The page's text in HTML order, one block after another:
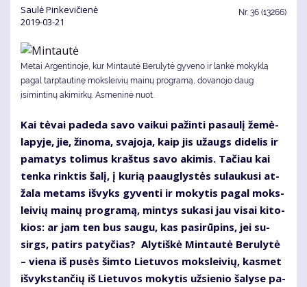
Saulė Pinkevičienė
2019-03-21
Nr. 36 (13266)
Metai Argentinoje, kur Mintautė Berulytė gyveno ir lankė mokyklą
pagal tarptautinę moksleivių mainų programą, dovanojo daug
įsimintinų akimirkų. Asmeninė nuot.
Kai tė­vai pa­de­da sa­vo vai­kui pa­žin­ti pa­sau­lį že­mė­
la­py­je, jie, ži­no­ma, sva­jo­ja, kaip jis už­augs di­de­lis ir
pa­ma­tys to­li­mus kraš­tus sa­vo aki­mis. Ta­čiau kai
ten­ka rink­tis ša­lį, į ku­rią pa­aug­lys­tės su­lau­ku­si at­
ža­la me­tams iš­vyks gy­ven­ti ir mo­ky­tis pa­gal moks­
lei­vių mai­nų pro­gra­mą, min­tys su­ka­si jau vi­sai ki­to­
kios: ar jam ten bus sau­gu, kas pa­si­rū­pins, jei su­
sirgs, pa­tirs pa­ty­čias? Aly­tiš­kė Min­tau­tė Be­ru­ly­tė
– vie­na iš pu­sės šim­to Lie­tu­vos moks­lei­vių, kas­met
iš­vyks­tan­čių iš Lie­tu­vos mo­ky­tis už­sie­nio ša­ly­se pa­